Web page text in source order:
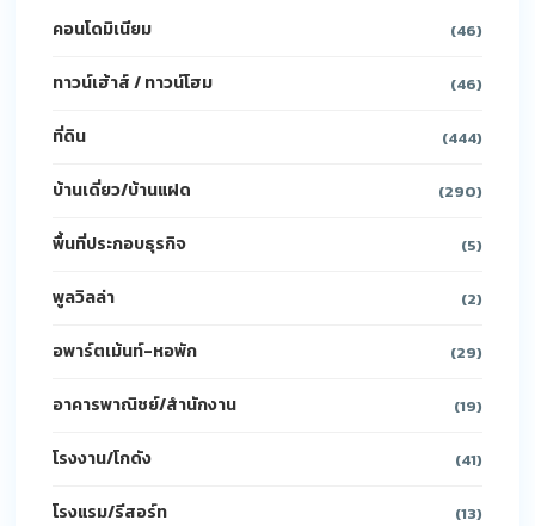
คอนโดมิเนียม (46)
ทาวน์เฮ้าส์ / ทาวน์โฮม (46)
ที่ดิน (444)
บ้านเดี่ยว/บ้านแฝด (290)
พื้นที่ประกอบธุรกิจ (5)
พูลวิลล่า (2)
อพาร์ตเม้นท์-หอพัก (29)
อาคารพาณิชย์/สำนักงาน (19)
โรงงาน/โกดัง (41)
โรงแรม/รีสอร์ท (13)